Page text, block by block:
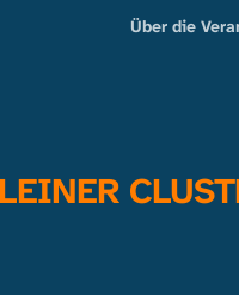
Über die